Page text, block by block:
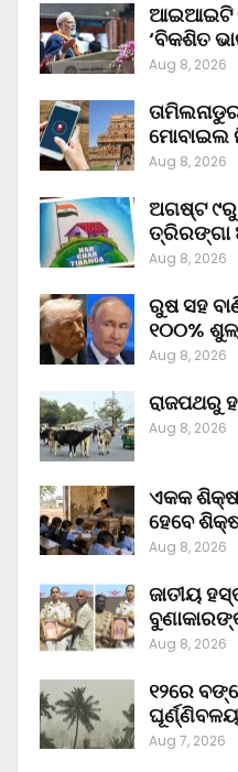
ଆଇଆଇଟି
‘ବିକଶିତ
Aug 8, 2026
ମୋବାଇଲ
Aug 8, 2026
ଅଗଷ୍ଟ ୯ରୁ
ତ୍ରିରଙ୍ଗା
Aug 8, 2026
ରୁଷ ସହ
୧୦୦%
Aug 8, 2026
ରାଜପଥରୁ
Aug 8, 2026
ଏକକ
ହେବେ
Aug 8, 2026
ଜାତୀୟ
Aug 8, 2026
୧୨ରେ
ଘୂର୍ଣ୍ଣିବଳୟ
Aug 7, 2026